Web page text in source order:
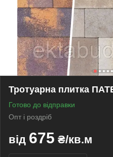
Тротуарна плитка
Готово до відправки
Опт і роздріб
від 675 ₴/кв.м